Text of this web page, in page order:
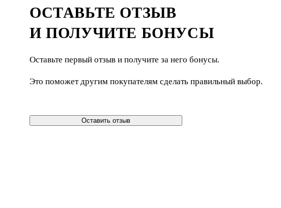
ОСТАВЬТЕ ОТЗЫВ
И ПОЛУЧИТЕ БОНУСЫ
Оставьте первый отзыв и получите за него бонусы.
Это поможет другим покупателям сделать правильный выбор.
Оставить отзыв